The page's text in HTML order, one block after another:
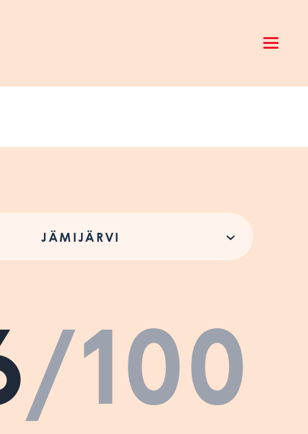
Open
JÄMIJÄRVI
/100